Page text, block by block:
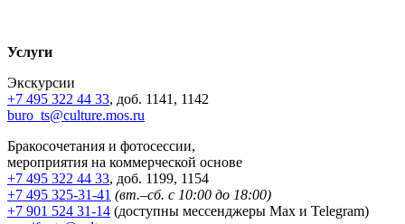
Услуги
Экскурсии
+7 495 322 44 33, доб. 1141, 1142
buro_ts@culture.mos.ru
Бракосочетания и фотосессии,
мероприятия на коммерческой основе
+7 495 322 44 33, доб. 1199, 1154
+7 495 325-31-41 (вт.–сб. с 10:00 до 18:00)
+7 901 524 31-14 (доступны мессенджеры Max и Telegram)